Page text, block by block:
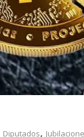
Diputados,